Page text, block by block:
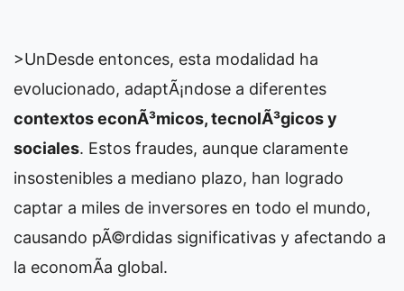
>UnDesde entonces, esta modalidad ha
evolucionado, adaptÃ¡ndose a diferentes
contextos econÃ³micos, tecnolÃ³gicos y
sociales. Estos fraudes, aunque claramente
insostenibles a mediano plazo, han logrado
captar a miles de inversores en todo el mundo,
causando pÃ©rdidas significativas y afectando a
la economÃ­a global.